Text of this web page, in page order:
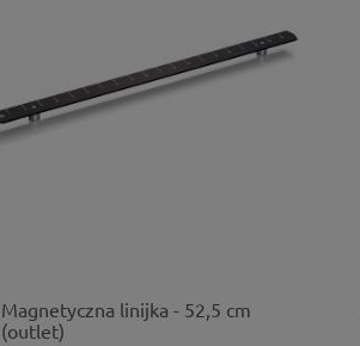
Magnetyczna linijka - 52,5 cm
(outlet)